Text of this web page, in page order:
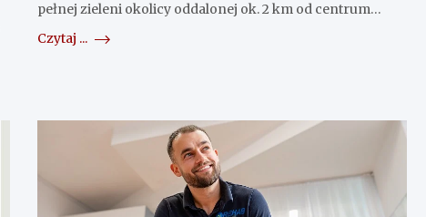
pełnej zieleni okolicy oddalonej ok. 2 km od centrum…
Czytaj ...